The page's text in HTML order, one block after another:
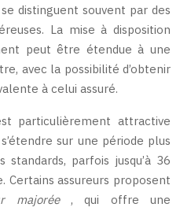
distinguent souvent par des
La mise à disposition
peut être étendue à une
avec la possibilité d’obtenir
à celui assuré.
particulièrement attractive
sur une période plus
parfois jusqu’à 36
Certains assureurs proposent
majorée , qui offre une